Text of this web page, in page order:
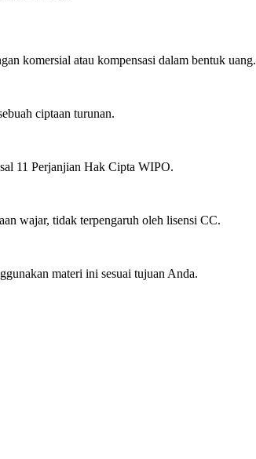
komersial atau kompensasi dalam bentuk uang.
ciptaan turunan.
11 Perjanjian Hak Cipta WIPO.
wajar, tidak terpengaruh oleh lisensi CC.
materi ini sesuai tujuan Anda.